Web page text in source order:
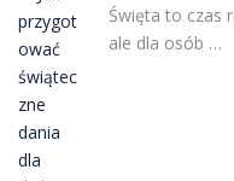
Święta to czas
ale dla osób …